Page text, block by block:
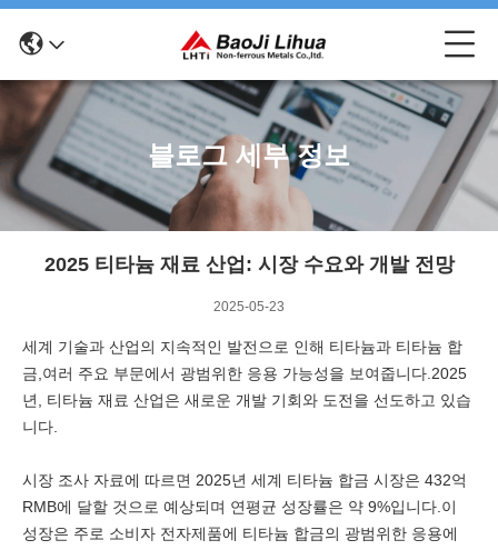
블로그 세부 정보
2025 티타늄 재료 산업: 시장 수요와 개발 전망
2025-05-23
세계 기술과 산업의 지속적인 발전으로 인해 티타늄과 티타늄 합
금,여러 주요 부문에서 광범위한 응용 가능성을 보여줍니다.2025
년, 티타늄 재료 산업은 새로운 개발 기회와 도전을 선도하고 있습
니다.
시장 조사 자료에 따르면 2025년 세계 티타늄 합금 시장은 432억
RMB에 달할 것으로 예상되며 연평균 성장률은 약 9%입니다.이
성장은 주로 소비자 전자제품에 티타늄 합금의 광범위한 응용에